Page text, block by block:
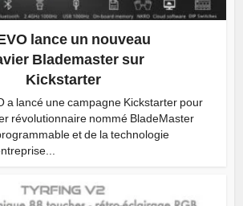
lance un nouveau
Blademaster sur
Kickstarter
a lancé une campagne Kickstarter pour
révolutionnaire nommé BladeMaster
et de la technologie